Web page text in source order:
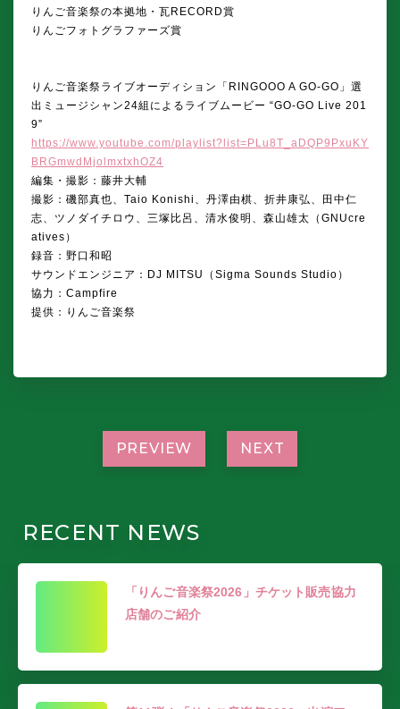
りんご音楽祭の本拠地・瓦RECORD賞
りんごフォトグラファーズ賞
りんご音楽祭ライブオーディション「RINGOOO A GO-GO」選
出ミュージシャン24組によるライブムービー “GO-GO Live 201
9”
https://www.youtube.com/playlist?list=PLu8T_aDQP9PxuKY
BRGmwdMjolmxtxhOZ4
編集・撮影：藤井大輔
撮影：磯部真也、Taio Konishi、丹澤由棋、折井康弘、田中仁
志、ツノダイチロウ、三塚比呂、清水俊明、森山雄太（GNUcre
atives）
録音：野口和昭
サウンドエンジニア：DJ MITSU（Sigma Sounds Studio）
協力：Campfire
提供：りんご音楽祭
PREVIEW NEXT
RECENT NEWS
「りんご音楽祭2026」チケット販売協力
店舗のご紹介